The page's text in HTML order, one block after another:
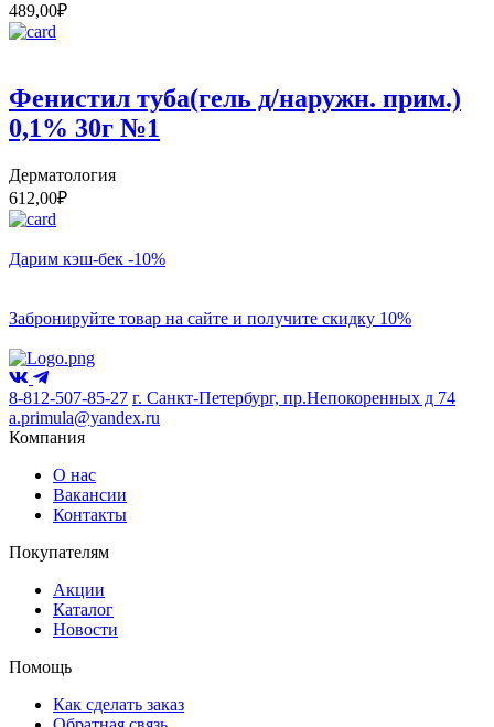
489,00₽
Фенистил туба(гель д/наружн. прим.)
0,1% 30г №1
Дерматология
612,00₽
Дарим кэш-бек -10%
Забронируйте товар на сайте и получите скидку 10%
8-812-507-85-27 г. Санкт-Петербург, пр.Непокоренных д 74
a.primula@yandex.ru
Компания
О нас
Вакансии
Контакты
Покупателям
Акции
Каталог
Новости
Помощь
Как сделать заказ